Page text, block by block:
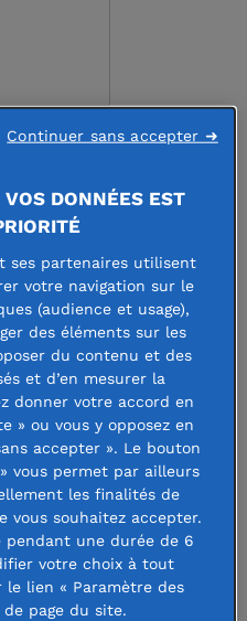
interfrequence.org
fondation
cherche
financières
et
à bien leurs
la réalisation de
DONNÉES EST
ses partenaires utilisent
votre navigation sur le
(audience et usage),
des éléments sur les
du contenu et des
et d’en mesurer la
donner votre accord en
» ou vous y opposez en
accepter ». Le bouton
vous permet par ailleurs
les finalités de
vous souhaitez accepter.
pendant une durée de 6
votre choix à tout
lien « Paramètre des
page du site.
Continuer sans accepter ➜